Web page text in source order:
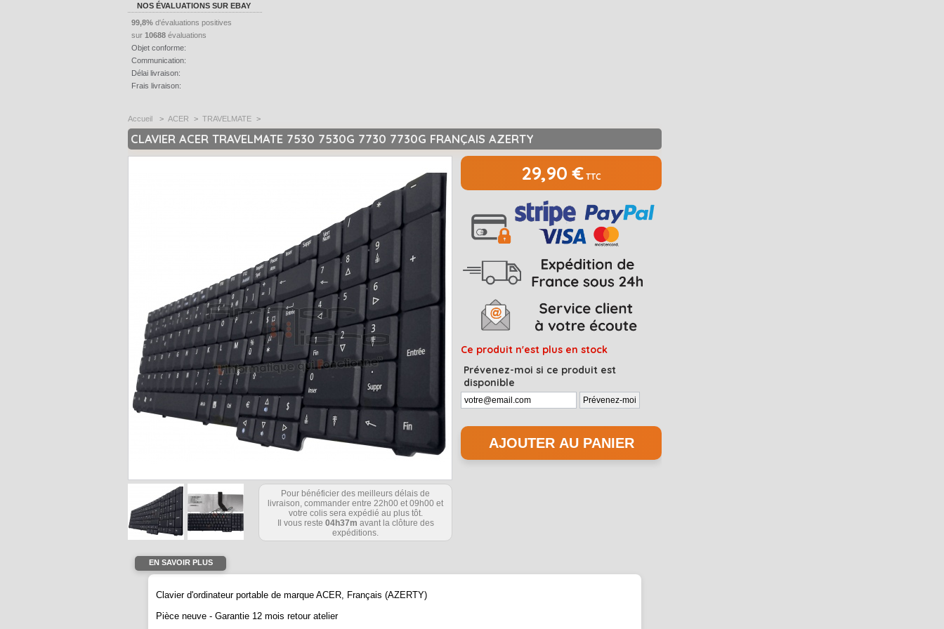
NOS ÉVALUATIONS SUR EBAY
99,8% d'évaluations positives
sur 10688 évaluations
Objet conforme:
Communication:
Délai livraison:
Frais livraison:
Accueil > ACER > TRAVELMATE >
CLAVIER ACER TRAVELMATE 7530 7530G 7730 7730G FRANÇAIS AZERTY
Pour bénéficier des meilleurs délais de
livraison, commander entre 22h00 et 09h00 et
votre colis sera expédié au plus tôt.
Il vous reste 04h37m avant la clôture des
expéditions.
29,90 € TTC
Ce produit n'est plus en stock
Prévenez-moi si ce produit est
disponible
EN SAVOIR PLUS
Clavier d'ordinateur portable de marque ACER, Français (AZERTY)
Pièce neuve - Garantie 12 mois retour atelier